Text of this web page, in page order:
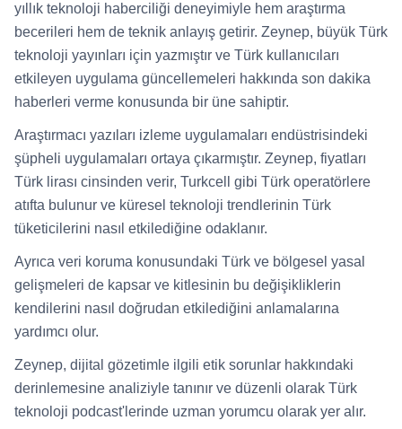
yıllık teknoloji haberciliği deneyimiyle hem araştırma
becerileri hem de teknik anlayış getirir. Zeynep, büyük Türk
teknoloji yayınları için yazmıştır ve Türk kullanıcıları
etkileyen uygulama güncellemeleri hakkında son dakika
haberleri verme konusunda bir üne sahiptir.
Araştırmacı yazıları izleme uygulamaları endüstrisindeki
şüpheli uygulamaları ortaya çıkarmıştır. Zeynep, fiyatları
Türk lirası cinsinden verir, Turkcell gibi Türk operatörlere
atıfta bulunur ve küresel teknoloji trendlerinin Türk
tüketicilerini nasıl etkilediğine odaklanır.
Ayrıca veri koruma konusundaki Türk ve bölgesel yasal
gelişmeleri de kapsar ve kitlesinin bu değişikliklerin
kendilerini nasıl doğrudan etkilediğini anlamalarına
yardımcı olur.
Zeynep, dijital gözetimle ilgili etik sorunlar hakkındaki
derinlemesine analiziyle tanınır ve düzenli olarak Türk
teknoloji podcast'lerinde uzman yorumcu olarak yer alır.